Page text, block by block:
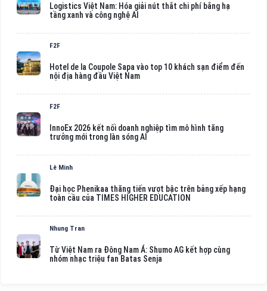
Logistics Việt Nam: Hóa giải nút thắt chi phí bằng hạ
tầng xanh và công nghệ AI
F2F
Hotel de la Coupole Sapa vào top 10 khách sạn điểm đến
nội địa hàng đầu Việt Nam
F2F
InnoEx 2026 kết nối doanh nghiệp tìm mô hình tăng
trưởng mới trong làn sóng AI
Lê Minh
Đại học Phenikaa thăng tiến vượt bậc trên bảng xếp hạng
toàn cầu của TIMES HIGHER EDUCATION
Nhung Tran
Từ Việt Nam ra Đông Nam Á: Shumo AG kết hợp cùng
nhóm nhạc triệu fan Batas Senja